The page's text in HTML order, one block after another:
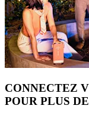
CONNECTEZ
POUR PLUS